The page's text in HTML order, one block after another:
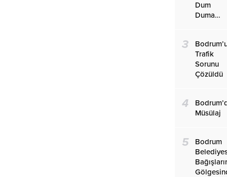
Dum
Duma…
3
Trafik
Sorunu
Çözüldü
4
Müsülaj
5
Bodrum